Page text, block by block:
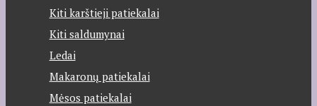
Kiti karštieji patiekalai
Kiti saldumynai
Ledai
Makaronų patiekalai
Mėsos patiekalai